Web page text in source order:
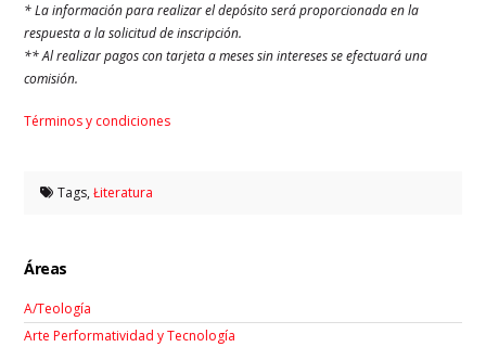
* La información para realizar el depósito será proporcionada en la
respuesta a la solicitud de inscripción.
** Al realizar pagos con tarjeta a meses sin intereses se efectuará una
comisión.
Términos y condiciones
Tags,Łiteratura
Áreas
A/Teología
Arte Performatividad y Tecnología